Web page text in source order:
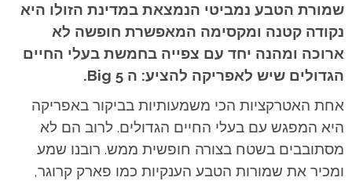
שמורת הטבע נמביטי הנמצאת במדינת הזולו היא
נקודה קטנה ומקסימה המאפשרת חופשה לא
ארוכה ומהנה יחד עם צפייה בחמשת בעלי החיים
הגדולים שיש לאפריקה להציע: ה Big 5.
אחת האטרקציות הכי משמעותיות בביקור באפריקה
היא המפגש עם בעלי החיים הגדולים. לרוב הם לא
מסתובבים בשטח בצורה חופשית ממש. רובנו שמע
ומכיר את שמורות הטבע הענקיות כמו פארק קרוגר,